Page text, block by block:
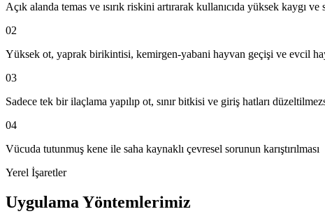
Açık alanda temas ve ısırık riskini artırarak kullanıcıda yüksek kaygı ve
02
Yüksek ot, yaprak birikintisi, kemirgen-yabani hayvan geçişi ve evcil
03
Sadece tek bir ilaçlama yapılıp ot, sınır bitkisi ve giriş hatları
04
Vücuda tutunmuş kene ile saha kaynaklı çevresel sorunun karıştırılması
Yerel İşaretler
Uygulama Yöntemlerimiz